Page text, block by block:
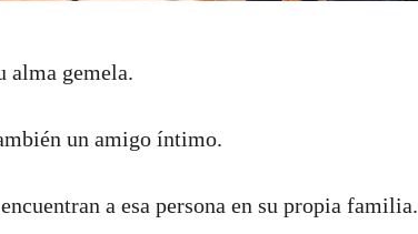
alma gemela.
un amigo íntimo.
a esa persona en su propia familia.